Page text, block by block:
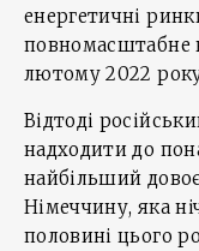
енергетичні
повномасштабне
лютому 2022
Відтоді
надходити до
найбільший
Німеччину, яка
половині цього